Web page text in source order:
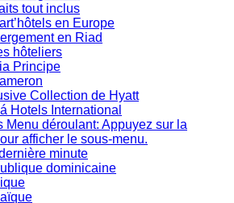
tout inclus
en Europe
en Riad
hôteliers
Principe
Collection de Hyatt
Hotels International
Menu déroulant: Appuyez sur la
afficher le sous-menu.
minute
dominicaine